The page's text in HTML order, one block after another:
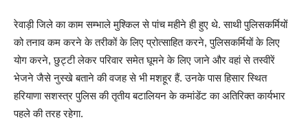
रेवाड़ी जिले का काम सम्भाले मुश्किल से पांच महीने ही हुए थे. साथी पुलिसकर्मियों
को तनाव कम करने के तरीकों के लिए प्रोत्साहित करने, पुलिसकर्मियों के लिए
योग करने, छुट्टी लेकर परिवार समेत घूमने के लिए जाने और वहां से तस्वीरें
भेजने जैसे नुस्खे बताने की वजह से भी मशहूर हैं. उनके पास हिसार स्थित
हरियाणा सशस्त्र पुलिस की तृतीय बटालियन के कमांडेंट का अतिरिक्त कार्यभार
पहले की तरह रहेगा.